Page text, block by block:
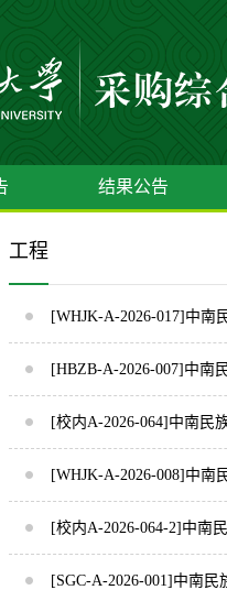
结果公告
工程
[WHJK-A-2026-017]中南
[HBZB-A-2026-007]中南
[校内A-2026-064]中南民
[WHJK-A-2026-008]中南
[校内A-2026-064-2]中南
[SGC-A-2026-001]中南